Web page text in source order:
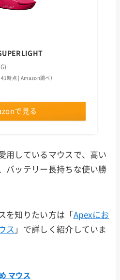
時点 | Amazon調べ）
で見る
用しているマウスで、高い
バッテリー長持ちな使い勝
を知りたい方は「 Apexにお
ス 」で詳しく紹介していま
マウス